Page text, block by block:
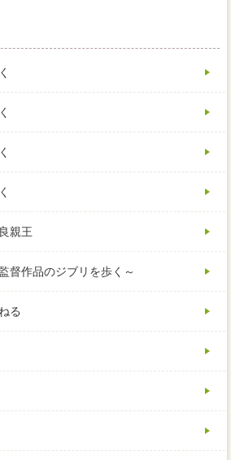
親王
督作品のジブリを歩く～
る